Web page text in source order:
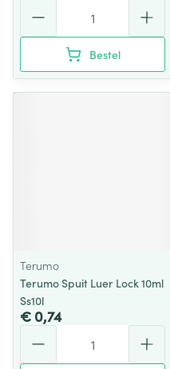
Bestel
Terumo
Terumo Spuit Luer Lock 10ml
Ss10l
€ 0,74